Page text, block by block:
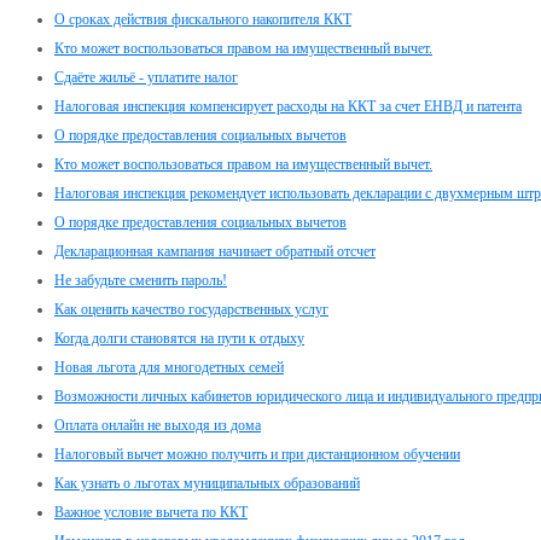
О сроках действия фискального накопителя ККТ
Кто может воспользоваться правом на имущественный вычет.
Сдаёте жильё - уплатите налог
Налоговая инспекция компенсирует расходы на ККТ за счет ЕНВД и патента
О порядке предоставления социальных вычетов
Кто может воспользоваться правом на имущественный вычет.
Налоговая инспекция рекомендует использовать декларации с двухмерным
О порядке предоставления социальных вычетов
Декларационная кампания начинает обратный отсчет
Не забудьте сменить пароль!
Как оценить качество государственных услуг
Когда долги становятся на пути к отдыху
Новая льгота для многодетных семей
Возможности личных кабинетов юридического лица и индивидуального
Оплата онлайн не выходя из дома
Налоговый вычет можно получить и при дистанционном обучении
Как узнать о льготах муниципальных образований
Важное условие вычета по ККТ